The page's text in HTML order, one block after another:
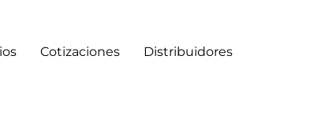
Cotizaciones Distribuidores